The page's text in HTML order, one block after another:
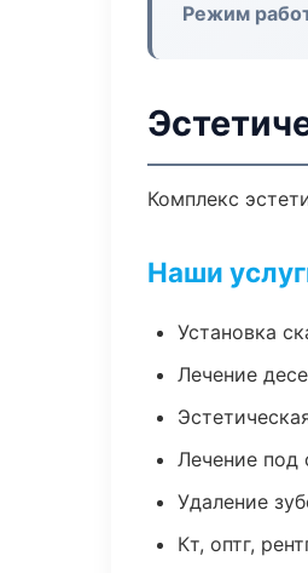
Режим
Комплекс
Наши
Установка
Лечение
Лечение под
Удаление
Кт, оптг,